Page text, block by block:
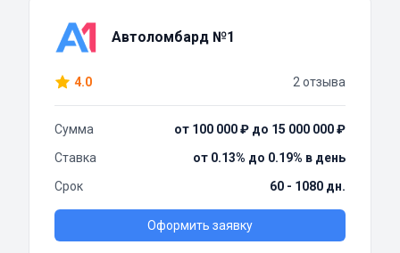
Автоломбард №1
4.0 2 отзыва
Сумма
от 100 000 ₽ до 15 000 000 ₽
Ставка
от 0.13% до 0.19% в день
Срок
60 - 1080 дн.
Оформить заявку